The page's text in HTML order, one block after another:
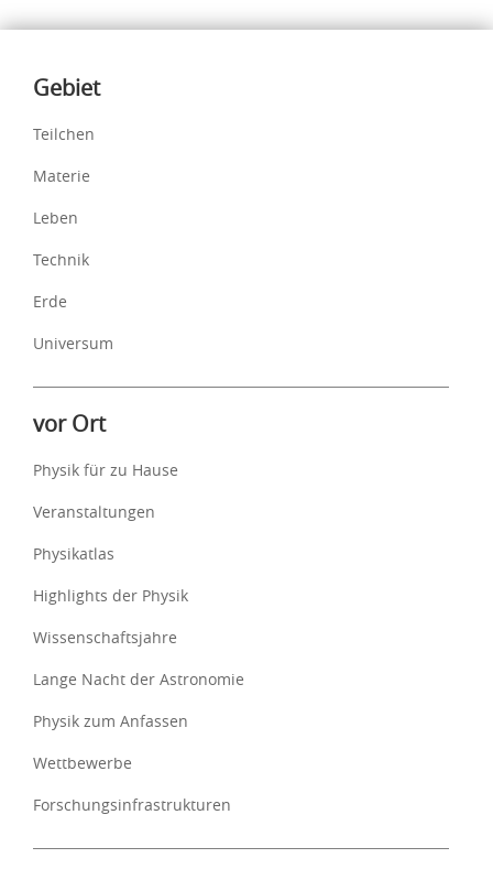
Inhalte
Gebiet
Teilchen
Materie
Leben
Technik
Erde
Universum
vor Ort
Physik für zu Hause
Veranstaltungen
Physikatlas
Highlights der Physik
Wissenschaftsjahre
Lange Nacht der Astronomie
Physik zum Anfassen
Wettbewerbe
Forschungsinfrastrukturen